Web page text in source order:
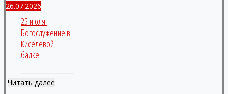
26.07.2026
25 июля.
Богослужение в
Киселевой
балке.
Читать далее